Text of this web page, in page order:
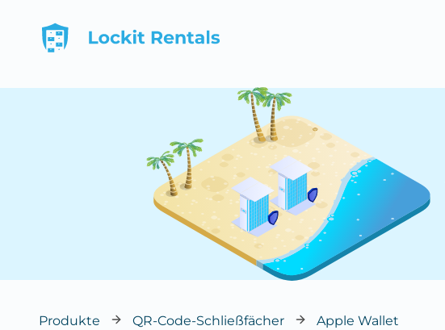
Produkte QR-Code-Schließfächer Apple Wallet